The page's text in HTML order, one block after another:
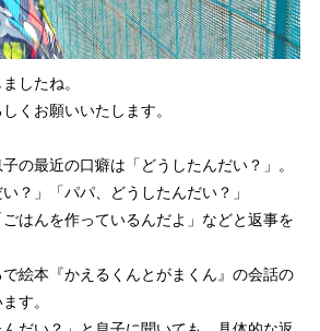
したね。
くお願いいたします。
の最近の口癖は「どうしたんだい？」。
？」「パパ、どうしたんだい？」
はんを作っているんだよ」などと返事を
で絵本『かえるくんとがまくん』の会話の
す。